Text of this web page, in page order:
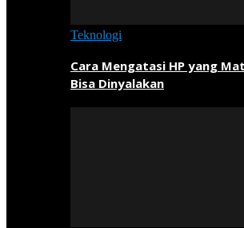
Teknologi
Cara Mengatasi HP yang
Bisa Dinyalakan